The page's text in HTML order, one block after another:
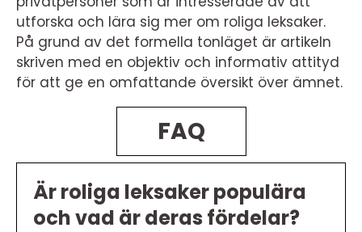
utforska och lära sig mer om roliga leksaker.
På grund av det formella tonläget är artikeln
skriven med en objektiv och informativ attityd
för att ge en omfattande översikt över ämnet.
FAQ
Är roliga leksaker populära
och vad är deras fördelar?